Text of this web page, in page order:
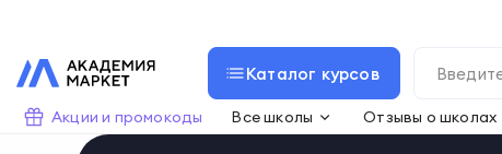
Каталог курсов
Акции и промокоды Все школы Отзывы о школах